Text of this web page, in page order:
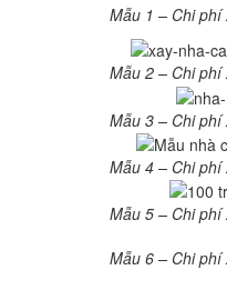
Mẫu 1 – Chi
Mẫu 2 – Chi
Mẫu 3 – Chi
Mẫu 4 – Chi
Mẫu 5 – Chi
Mẫu 6 – Chi